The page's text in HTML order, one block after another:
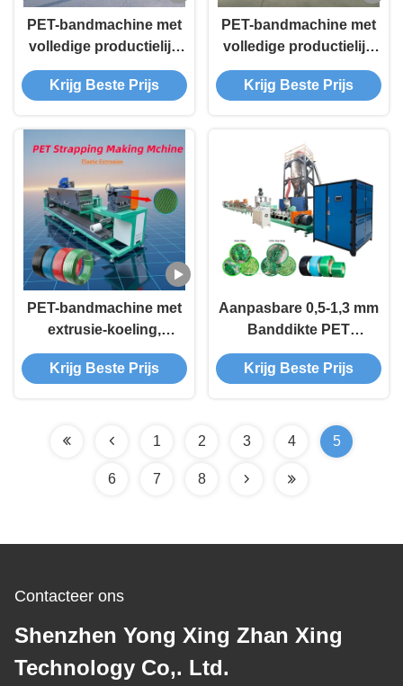
PET-bandmachine met
volledige productielijn
van voordrogen tot
wikkelen met tractie-
embossingstappen
Krijg Beste Prijs
PET-bandmachine met
volledige productielijn
van voordrogen tot
wikkelen met tractie-
Krijg Beste Prijs
PET-bandmachine met
extrusie-koeling,
trekkracht, rekken,
embossing en
Krijg Beste Prijs
Aanpasbare 0,5-1,3 mm
Banddikte PET
Bandenmachine met
200-650 kg/u
Krijg Beste Prijs
1 2 3 4 5
6 7 8
Contacteer ons
Shenzhen Yong Xing Zhan Xing
Technology Co,. Ltd.